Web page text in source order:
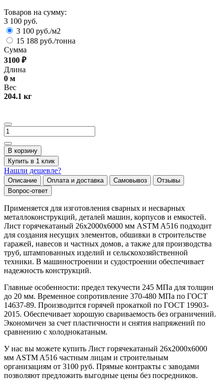
Товаров на сумму:
3 100 руб.
3 100 руб./м2
15 188 руб./тонна
Сумма
3100 ₽
Длина
0 м
Вес
204.1 кг
В корзину
Купить в 1 клик
Нашли дешевле?
Описание Оплата и доставка Самовывоз
Отзывы
Вопрос-ответ
Применяется для изготовления сварных и несварных
металлоконструкций, деталей машин, корпусов и емкостей.
Лист горячекатаный 26х2000х6000 мм ASTM A516 подходит
для создания несущих элементов, обшивки в строительстве
гаражей, навесов и частных домов, а также для производства
труб, штампованных изделий и сельскохозяйственной
техники. В машиностроении и судостроении обеспечивает
надежность конструкций.
Главные особенности: предел текучести 245 МПа для толщин
до 20 мм. Временное сопротивление 370-480 МПа по ГОСТ
14637-89. Производится горячей прокаткой по ГОСТ 19903-
2015. Обеспечивает хорошую свариваемость без ограничений.
Экономичен за счет пластичности и снятия напряжений по
сравнению с холоднокатаным.
У нас вы можете купить Лист горячекатаный 26х2000х6000
мм ASTM A516 частным лицам и строительным
организациям от 3100 руб. Прямые контракты с заводами
позволяют предложить выгодные цены без посредников.